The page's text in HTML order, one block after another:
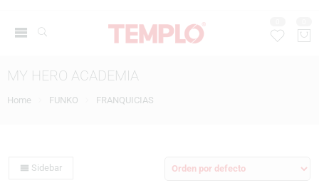
MY HERO ACADEMIA
Home FUNKO FRANQUICIAS
Sidebar